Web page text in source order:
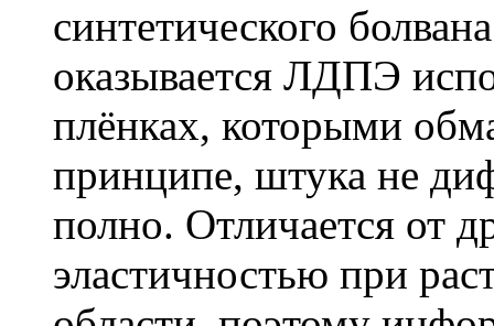
синтетического
оказывается ЛДПЭ
плёнках, которыми
принципе, штука не
полно. Отличается от
эластичностью при